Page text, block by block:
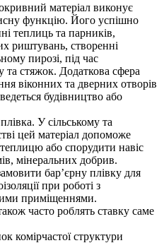
матеріал виконує
функцію. Його успішно
теплиць та парників,
риштувань, створенні
пирозі, під час
стяжок. Додаткова сфера
віконних та дверних отворів
будівництво або
У сільському та
цей матеріал допоможе
або спорудити навіс
мінеральних добрив.
бар’єрну плівку для
при роботі з
приміщеннями.
часто роблять ставку саме
комірчастої структури